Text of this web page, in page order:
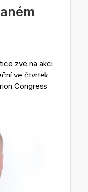
zve na akci
ve čtvrtek
Congress